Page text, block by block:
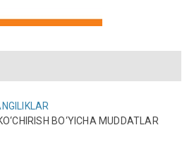
BO‘YICHA MUDDATLAR